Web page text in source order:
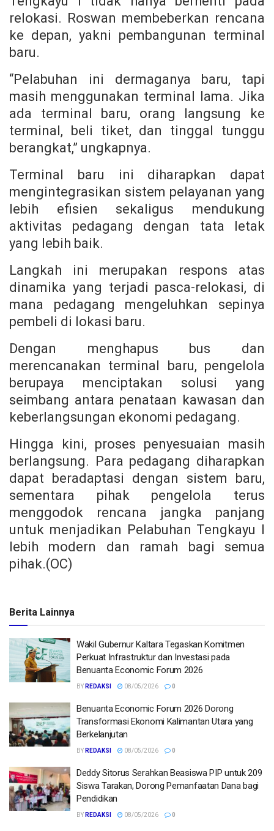
relokasi. Roswan membeberkan rencana
ke depan, yakni pembangunan terminal
baru.
“Pelabuhan ini dermaganya baru, tapi
masih menggunakan terminal lama. Jika
ada terminal baru, orang langsung ke
terminal, beli tiket, dan tinggal tunggu
berangkat,” ungkapnya.
Terminal baru ini diharapkan dapat
mengintegrasikan sistem pelayanan yang
lebih efisien sekaligus mendukung
aktivitas pedagang dengan tata letak
yang lebih baik.
Langkah ini merupakan respons atas
dinamika yang terjadi pasca-relokasi, di
mana pedagang mengeluhkan sepinya
pembeli di lokasi baru.
Dengan menghapus bus dan
merencanakan terminal baru, pengelola
berupaya menciptakan solusi yang
seimbang antara penataan kawasan dan
keberlangsungan ekonomi pedagang.
Hingga kini, proses penyesuaian masih
berlangsung. Para pedagang diharapkan
dapat beradaptasi dengan sistem baru,
sementara pihak pengelola terus
menggodok rencana jangka panjang
untuk menjadikan Pelabuhan Tengkayu I
lebih modern dan ramah bagi semua
pihak.(OC)
Berita Lainnya
Wakil Gubernur Kaltara Tegaskan Komitmen
Perkuat Infrastruktur dan Investasi pada
Benuanta Economic Forum 2026
BY REDAKSI 08/05/2026 0
Benuanta Economic Forum 2026 Dorong
Transformasi Ekonomi Kalimantan Utara yang
Berkelanjutan
BY REDAKSI 08/05/2026 0
Deddy Sitorus Serahkan Beasiswa PIP untuk 209
Siswa Tarakan, Dorong Pemanfaatan Dana bagi
Pendidikan
BY REDAKSI 08/05/2026 0